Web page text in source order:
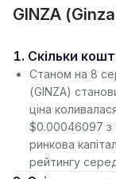
GINZA
1. Скільки
Станом на 8
(GINZA)
ціна
$0.00046097 з
ринкова
рейтингу